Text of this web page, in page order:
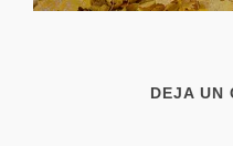
DEJA UN